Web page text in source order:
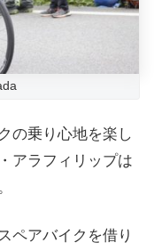
の乗り心地を楽し
アラフィリップは
ペアバイクを借り